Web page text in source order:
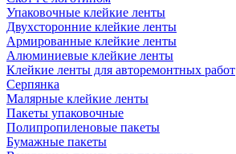
Упаковочные клейкие ленты
Двухсторонние клейкие ленты
Армированные клейкие ленты
Алюминиевые клейкие ленты
Клейкие ленты для авторемонтных работ
Серпянка
Малярные клейкие ленты
Пакеты упаковочные
Полипропиленовые пакеты
Бумажные пакеты